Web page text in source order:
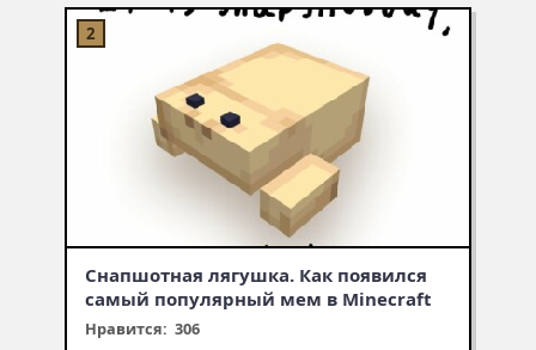
Снапшотная лягушка. Как появился
самый популярный мем в Minecraft
Нравится: 306